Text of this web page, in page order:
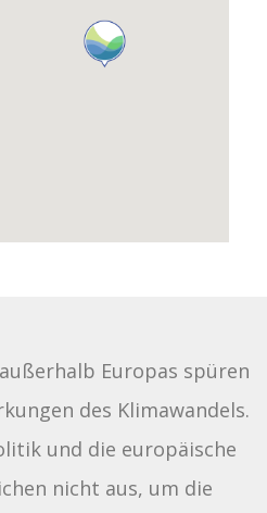
Europas spüren
des Klimawandels.
und die europäische
nicht aus, um die